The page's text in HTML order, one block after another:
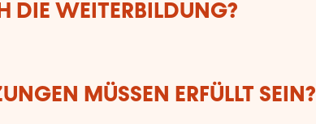
DIE WEITERBILDUNG?
MÜSSEN ERFÜLLT SEIN?